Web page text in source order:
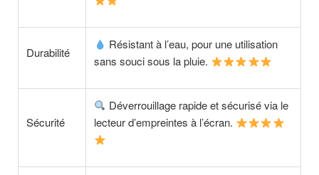
Durabilité
Résistant à l’eau, pour une utilisation
sans souci sous la pluie.
Sécurité
Déverrouillage rapide et sécurisé via le
lecteur d’empreintes à l’écran.